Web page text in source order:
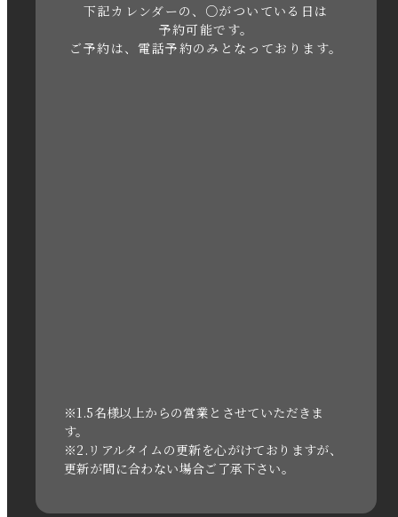
2023年5月
2021年3月
2020年11月
下記カレンダーの、○がついている日は
予約可能です。
ご予約は、電話予約のみとなっております。
※1.5名様以上からの営業とさせていただきま
す。
※2.リアルタイムの更新を心がけておりますが、
更新が間に合わない場合ご了承下さい。